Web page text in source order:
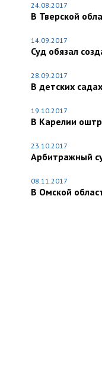
24.08.2017
В Тверской
14.09.2017
Суд обязал
28.09.2017
В детских
19.10.2017
В Карелии
23.10.2017
Арбитражный
08.11.2017
В Омской